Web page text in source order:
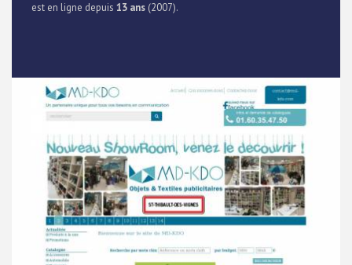
est en ligne depuis 13 ans (2007).